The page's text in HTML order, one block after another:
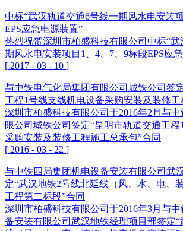
中标“武汉轨道交通6号线一期风水电安装
EPS应急电源装置”
热烈祝贺深圳市柏盛科技有限公司中标“
期风水电安装项目1、4、7、9标段EPS应
[ 2017 - 03 - 10 ]
与中铁电气化局集团有限公司城铁公司签
工程1号线支线机电设备采购安装及装修工
深圳市柏盛科技有限公司于2016年2月与
限公司城铁公司签定“昆明市轨道交通工
采购安装及装修工程施工总承包”合同
[ 2016 - 03 - 22 ]
与中铁四局集团机电设备安装有限公司武
定“武汉地铁2号线北延线（风、水、电、
工程第二标段”合同
深圳市柏盛科技有限公司于2016年3月与
备安装有限公司武汉地铁经理项目部签定